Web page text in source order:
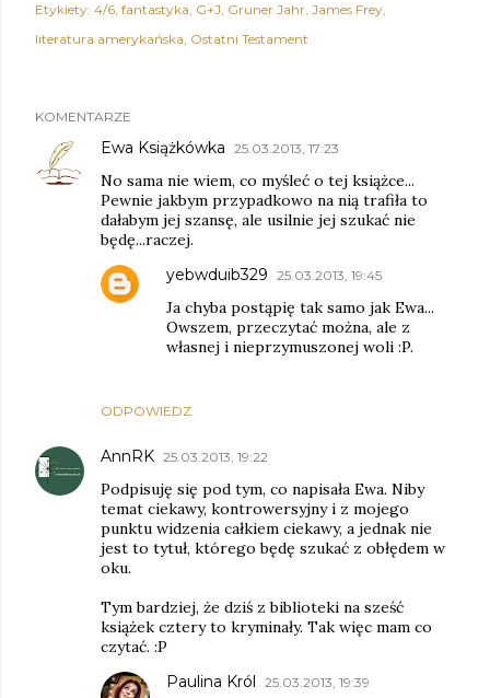
Etykiety: 4/6 fantastyka G+J Gruner Jahr James Frey
literatura amerykańska Ostatni Testament
KOMENTARZE
Ewa Książkówka 25.03.2013, 17:23
No sama nie wiem, co myśleć o tej książce...
Pewnie jakbym przypadkowo na nią trafiła to
dałabym jej szansę, ale usilnie jej szukać nie
będę...raczej.
ODPOWIEDZ
yebwduib329 25.03.2013, 19:45
Ja chyba postąpię tak samo jak Ewa...
Owszem, przeczytać można, ale z
własnej i nieprzymuszonej woli :P.
AnnRK 25.03.2013, 19:22
Podpisuję się pod tym, co napisała Ewa. Niby
temat ciekawy, kontrowersyjny i z mojego
punktu widzenia całkiem ciekawy, a jednak nie
jest to tytuł, którego będę szukać z obłędem w
oku.
Tym bardziej, że dziś z biblioteki na sześć
książek cztery to kryminały. Tak więc mam co
czytać. :P
Paulina Król 25.03.2013, 19:39